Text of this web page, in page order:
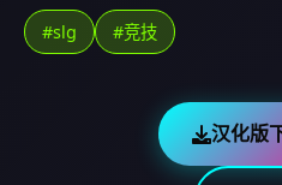
#slg #竞技
汉化版